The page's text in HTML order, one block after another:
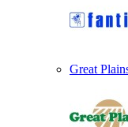
Great